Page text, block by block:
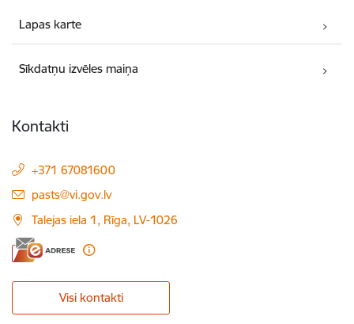
Lapas karte
Sīkdatņu izvēles maiņa
Kontakti
+371 67081600
E-pasts:
pasts@vi.gov.lv
Talejas iela 1, Rīga, LV-1026
Visi kontakti